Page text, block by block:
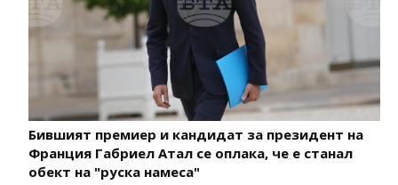
Бившият премиер и кандидат за президент на
Франция Габриел Атал се оплака, че е станал
обект на "руска намеса"